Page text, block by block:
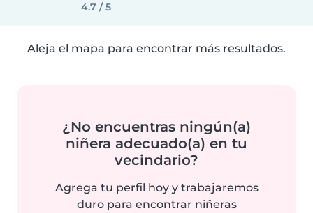
4.7 / 5
Aleja el mapa para encontrar más resultados.
¿No encuentras ningún(a)
niñera adecuado(a) en tu
vecindario?
Agrega tu perfil hoy y trabajaremos
duro para encontrar niñeras